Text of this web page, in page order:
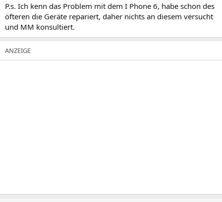
P.s. Ich kenn das Problem mit dem I Phone 6, habe schon des
öfteren die Geräte repariert, daher nichts an diesem versucht
und MM konsultiert.